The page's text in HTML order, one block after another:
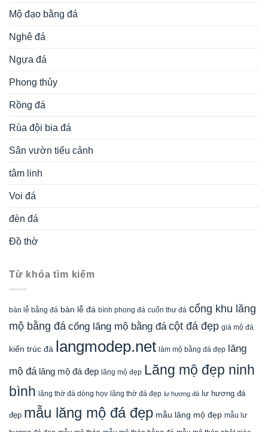
Mộ đạo bằng đá
Nghê đá
Ngựa đá
Phong thủy
Rồng đá
Rùa đội bia đá
Sân vườn tiểu cảnh
tâm linh
Voi đá
đèn đá
Đồ thờ
Từ khóa tìm kiếm
bàn lễ bằng đá bàn lễ đá bình phong đá cuốn thư đá cổng khu lăng
mộ bằng đá cổng lăng mộ bằng đá cột đá đẹp giá mộ đá
kiến trúc đá langmodep.net làm mộ bằng đá đẹp lăng
mộ đá lăng mộ đá đẹp lăng mộ đẹp Lăng mộ đẹp ninh
bình lăng thờ đá dòng họv lăng thờ đá đẹp lư hương đá lư hương đá
đẹp mẫu lăng mộ đá đẹp mẫu lăng mộ đẹp mẫu lư